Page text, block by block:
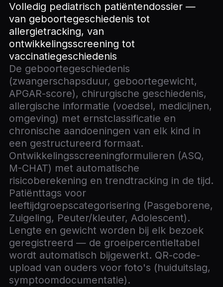
Volledig pediatrisch patiëntendossier —
van geboortegeschiedenis tot
allergietracking, van
ontwikkelingsscreening tot
vaccinatiegeschiedenis
De geboortegeschiedenis
(zwangerschapsduur, geboortegewicht,
APGAR-score), chirurgische geschiedenis,
allergische informatie (voedsel, medicijnen,
omgeving) met ernstclassificatie en
chronische aandoeningen van elk kind in
een gestructureerd formaat.
Ontwikkelingsscreeningformulieren (ASQ,
M-CHAT) met automatische
risicoberekening en trendtracking in de tijd.
Patiënttags voor
leeftijdgroepscategorisering (Pasgeborene,
Zuigeling, Peuter/kleuter, Adolescent).
Lengte en gewicht worden bij elk bezoek
geregistreerd — de groeipercentieltabel
wordt automatisch bijgewerkt. QR-code-
upload van ouders voor foto's (huiduitslag,
symptoomdocumentatie).